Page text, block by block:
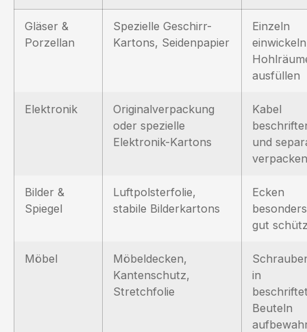
Gläser &
Porzellan
Spezielle Geschirr-
Kartons, Seidenpapier
Einzeln
ausfüllen
Elektronik
Originalverpackung
oder spezielle
Elektronik-Kartons
Kabel
und
verpacken
Bilder &
Spiegel
Luftpolsterfolie,
stabile Bilderkartons
Ecken
besonders
gut
Möbel
Möbeldecken,
Kantenschutz,
Stretchfolie
in
Beuteln